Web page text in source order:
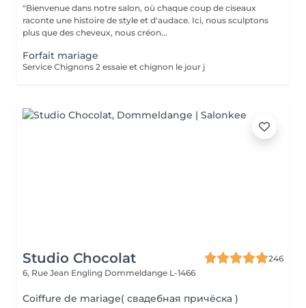
"Bienvenue dans notre salon, où chaque coup de ciseaux
raconte une histoire de style et d'audace. Ici, nous sculptons
plus que des cheveux, nous créon...
Forfait mariage
Service Chignons 2 essaie et chignon le jour j
Studio Chocolat
246
6, Rue Jean Engling Dommeldange L-1466
Coiffure de mariage( свадебная причёска )